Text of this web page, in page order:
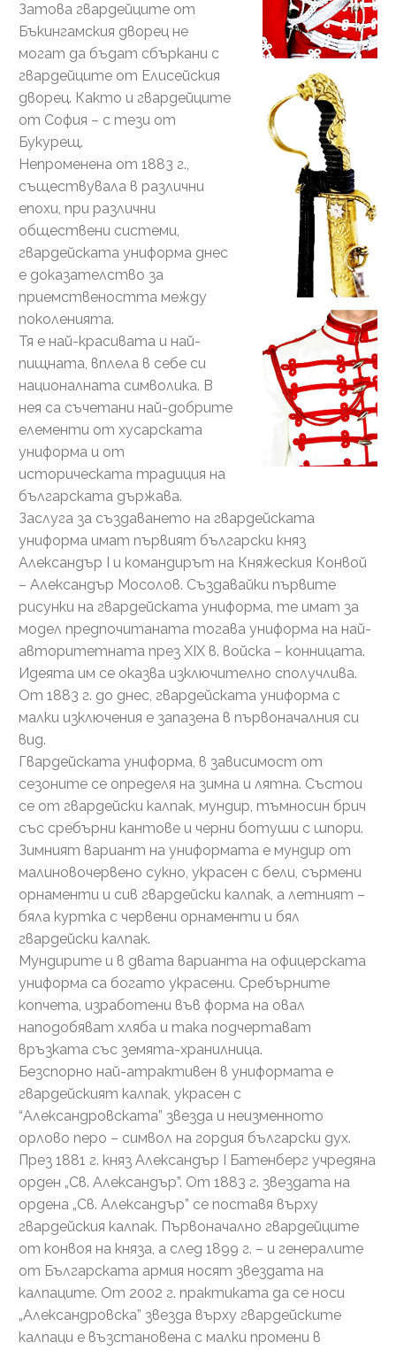
Затова гвардейците от
Бъкингамския дворец не
могат да бъдат сбъркани с
гвардейците от Елисейския
дворец. Както и гвардейците
от София – с тези от
Букурещ.
Непроменена от 1883 г.,
съществувала в различни
епохи, при различни
обществени системи,
гвардейската униформа днес
е доказателство за
приемствеността между
поколенията.
Тя е най-красивата и най-
пищната, вплела в себе си
националната символика. В
нея са съчетани най-добрите
елементи от хусарската
униформа и от
историческата традиция на
българската държава.
Заслуга за създаването на гвардейската
униформа имат първият български княз
Александър І и командирът на Княжеския Конвой
– Александър Мосолов. Създавайки първите
рисунки на гвардейската униформа, те имат за
модел предпочитаната тогава униформа на най-
авторитетната през ХІХ в. войска – конницата.
Идеята им се оказва изключително сполучлива.
От 1883 г. до днес, гвардейската униформа с
малки изключения е запазена в първоначалния си
вид.
Гвардейската униформа, в зависимост от
сезоните се определя на зимна и лятна. Състои
се от гвардейски калпак, мундир, тъмносин брич
със сребърни кантове и черни ботуши с шпори.
Зимният вариант на униформата е мундир от
малиновочервено сукно, украсен с бели, сърмени
орнаменти и сив гвардейски калпак, а летният –
бяла куртка с червени орнаменти и бял
гвардейски калпак.
Мундирите и в двата варианта на офицерската
униформа са богато украсени. Сребърните
копчета, изработени във форма на овал
наподобяват хляба и така подчертават
връзката със земята-хранилница.
Безспорно най-атрактивен в униформата е
гвардейският калпак, украсен с
“Александровската” звезда и неизменното
орлово перо – символ на гордия български дух.
През 1881 г. княз Александър І Батенберг учредяна
орден „Св. Александър”. От 1883 г. звездата на
ордена „Св. Александър” се поставя върху
гвардейския калпак. Първоначално гвардейците
от конвоя на княза, а след 1899 г. – и генералите
от Българската армия носят звездата на
калпаците. От 2002 г. практиката да се носи
„Александровска” звезда върху гвардейските
калпаци е възстановена с малки промени в